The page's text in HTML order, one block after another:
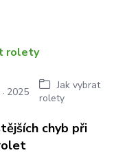
chyb při
2025
Jak vybrat
rolety